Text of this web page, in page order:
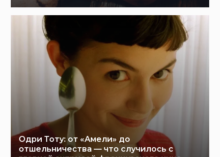
Одри Тоту: от «Амели» до
отшельничества — что случилось с